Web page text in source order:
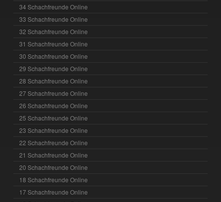
34 Schachfreunde Online
33 Schachfreunde Online
32 Schachfreunde Online
31 Schachfreunde Online
30 Schachfreunde Online
29 Schachfreunde Online
28 Schachfreunde Online
27 Schachfreunde Online
26 Schachfreunde Online
25 Schachfreunde Online
23 Schachfreunde Online
22 Schachfreunde Online
21 Schachfreunde Online
20 Schachfreunde Online
18 Schachfreunde Online
17 Schachfreunde Online